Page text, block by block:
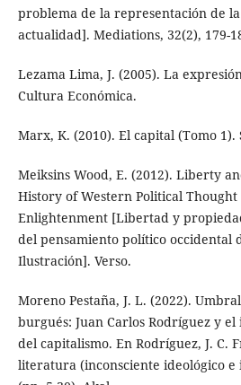
problema de la representación de
actualidad]. Mediations, 32(2), 179-
Lezama Lima, J. (2005). La
Cultura Económica.
Marx, K. (2010). El capital (Tomo 1).
Meiksins Wood, E. (2012). Liberty
History of Western Political Thought
Enlightenment [Libertad y
del pensamiento político occidental
Ilustración]. Verso.
Moreno Pestaña, J. L. (2022).
burgués: Juan Carlos Rodríguez y
del capitalismo. En Rodríguez, J. C.
literatura (inconsciente ideológico